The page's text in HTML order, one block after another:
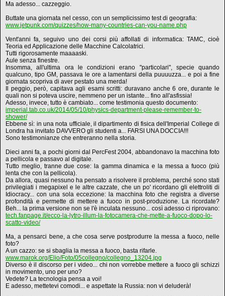
Ma adesso... cazzeggio.
Buttate una giornata nel cesso, con un semplicissimo test di geografia:
www.jetpunk.com/quizzes/how-many-countries-can-you-name.php
Vent'anni fa, seguivo uno dei corsi più affollati di informatica: TAMC, cioè
Teoria ed Applicazione delle Macchine Calcolatrici.
Tutti rigorosamente maaaaski.
Aule senza finestre.
Insomma, all'ultima ora le condizioni erano "particolari", specie quando
qualcuno, tipo GM, passava le ore a lamentarsi della puuuuzza... e poi a fine
giornata scopriva di aver pestato una merda!
Il peggio, però, capitava agli esami scritti: duravano anche 6 ore, durante le
quali non si poteva uscire, nemmeno per un istante... fino all'asfissia!
Adesso, invece, tutto è cambiato... come testimonia questo documento:
imperial.tab.co.uk/2014/05/10/physics-department-please-remember-to-
shower/
Ebbene sì: in una nota ufficiale, il dipartimento di fisica dell'Imperial College di
Londra ha invitato DAVVERO gli studenti a... FARSI UNA DOCCIA!!!
Sono testimonianze che entreranno nella storia.
Dieci anni fa, a pochi giorni dal PercFest 2004, abbandonavo la macchina foto
a pellicola e passavo al digitale.
Tutto meglio, tranne due cose: la gamma dinamica e la messa a fuoco (più
lenta che con la pellicola).
Da allora, quasi nessuno ha pensato a risolvere il problema, perché sono stati
privilegiati i megapixel e le altre cazzate, che un po' ricordano gli elettroliti di
Idiocracy... con una sola eccezione: la macchina foto che registra a diverse
profondità e permette di mettere a fuoco in post-produzione. La ricordate?
Beh... la prima versione non se l'è inculata nessuno... così adesso ci riprovano:
tech.fanpage.it/ecco-la-lytro-illum-la-fotocamera-che-mette-a-fuoco-dopo-lo-
scatto-video/
Ma, a pensarci bene, a che cosa serve postprodurre la messa a fuoco, nelle
foto?
A un cazzo: se si sbaglia la messa a fuoco, basta rifarle.
www.marok.org/Elio/Foto/05collegno/collegno_13204.jpg
Diverso è il discorso per i video... chi non vorrebbe mettere a fuoco gli schizzi
in movimento, uno per uno?
Vedete? La tecnologia pensa a voi!
E adesso, mettetevi comodi... e aspettate la Russia: non vi deluderà!